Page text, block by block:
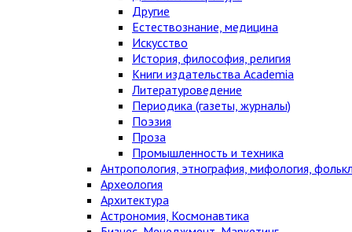
Другие
Естествознание, медицина
Искусство
История, философия, религия
Книги издательства Academia
Литературоведение
Периодика (газеты, журналы)
Поэзия
Проза
Промышленность и техника
Антропология, этнография, мифология,
Археология
Архитектура
Астрономия, Космонавтика